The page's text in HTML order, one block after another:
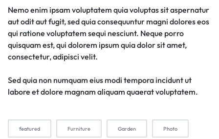
Nemo enim ipsam voluptatem quia voluptas sit aspernatur
aut odit aut fugit, sed quia consequuntur magni dolores eos
qui ratione voluptatem sequi nesciunt. Neque porro
quisquam est, qui dolorem ipsum quia dolor sit amet,
consectetur, adipisci velit.
Sed quia non numquam eius modi tempora incidunt ut
labore et dolore magnam aliquam quaerat voluptatem.
featured Furniture Garden Photo